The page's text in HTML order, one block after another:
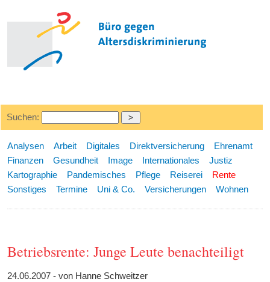
Suchen:
Analysen Arbeit Digitales Direktversicherung
Ehrenamt
Finanzen
Gesundheit Image Internationales
Justiz
Kartographie
Pandemisches Pflege Reiserei
Rente
Sonstiges
Termine Uni & Co. Versicherungen Wohnen
Betriebsrente: Junge Leute benachteiligt
24.06.2007 - von Hanne Schweitzer